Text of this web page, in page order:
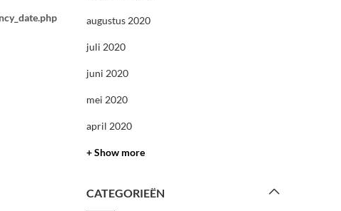
augustus 2020
juli 2020
juni 2020
mei 2020
april 2020
+ Show more
CATEGORIEËN